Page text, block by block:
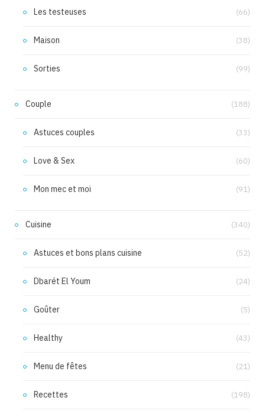
Les testeuses (66)
Maison (38)
Sorties (99)
Couple (188)
Astuces couples (33)
Love & Sex (60)
Mon mec et moi (91)
Cuisine (340)
Astuces et bons plans cuisine (52)
Dbarét El Youm (24)
Goûter (5)
Healthy (43)
Menu de fêtes (21)
Recettes (198)